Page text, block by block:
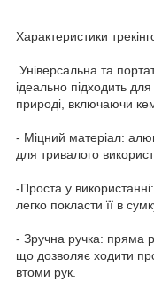
Характеристики
Універсальна та
ідеально підходить
природі, включаючи
- Міцний матеріал:
для тривалого
-Проста у
легко покласти її в
- Зручна ручка: пряма
що дозволяє ходити
втоми рук.